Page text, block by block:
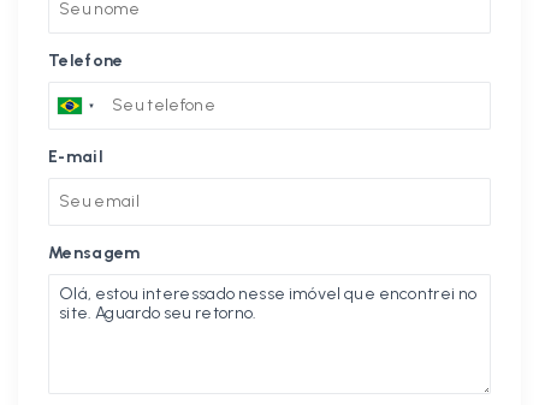
Telefone
E-mail
Mensagem